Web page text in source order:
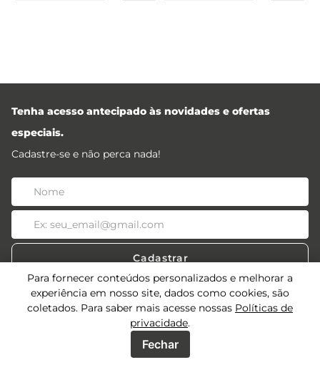
Para fornecer conteúdos personalizados e melhorar a
experiência em nosso site, dados como cookies, são
coletados. Para saber mais acesse nossas Políticas de
privacidade.
Fechar
Tenha acesso antecipado às novidades e ofertas
especiais.
Cadastre-se e não perca nada!
Cadastrar